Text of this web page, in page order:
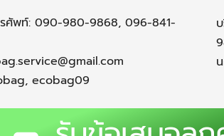
รศัพท์: 090-980-9868, 096-841-
ecobag09